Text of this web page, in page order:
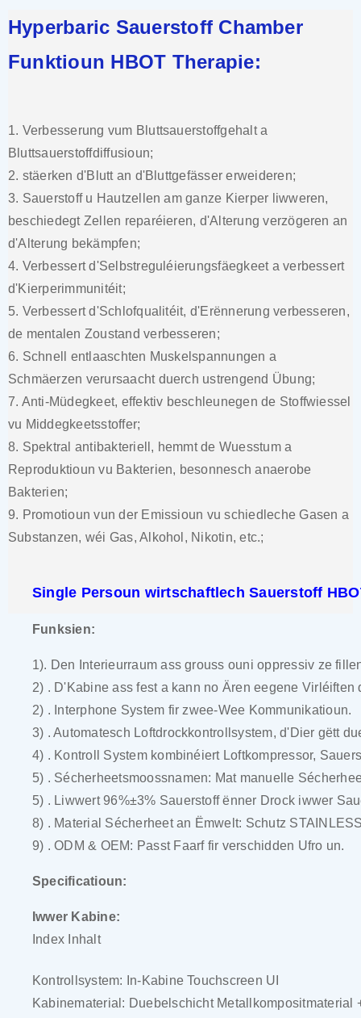
Hyperbaric Sauerstoff Chamber
Funktioun HBOT Therapie:
1. Verbesserung vum Bluttsauerstoffgehalt a
Bluttsauerstoffdiffusioun;
2. stäerken d'Blutt an d'Bluttgefässer erweideren;
3. Sauerstoff u Hautzellen am ganze Kierper liwweren,
beschiedegt Zellen reparéieren, d'Alterung verzögeren an
d'Alterung bekämpfen;
4. Verbessert d'Selbstreguléierungsfäegkeet a verbessert
d'Kierperimmunitéit;
5. Verbessert d'Schlofqualitéit, d'Erënnerung verbesseren,
de mentalen Zoustand verbesseren;
6. Schnell entlaaschten Muskelspannungen a
Schmäerzen verursaacht duerch ustrengend Übung;
7. Anti-Müdegkeet, effektiv beschleunegen de Stoffwiessel
vu Middegkeetsstoffer;
8. Spektral antibakteriell, hemmt de Wuesstum a
Reproduktioun vu Bakterien, besonnesch anaerobe
Bakterien;
9. Promotioun vun der Emissioun vu schiedleche Gasen a
Substanzen, wéi Gas, Alkohol, Nikotin, etc.;
Single Persoun wirtschaftlech Sauerstoff
Funksien:
1). Den Interieurraum ass grouss ouni oppressiv ze
2) . D'Kabine ass fest a kann no Ären eegene Virléiften
2) . Interphone System fir zwee-Wee Kommunikatioun.
3) . Automatesch Loftdrockkontrollsystem, d'Dier gëtt
4) . Kontroll System kombinéiert Loftkompressor,
5) . Sécherheetsmoossnamen: Mat manuelle
5) . Liwwert 96%±3% Sauerstoff ënner Drock iwwer
8) . Material Sécherheet an Ëmwelt: Schutz
9) . ODM & OEM: Passt Faarf fir verschidden Ufro un.
Specificatioun:
Iwwer Kabine:
Index Inhalt
Kontrollsystem: In-Kabine Touchscreen UI
Kabinematerial: Duebelschicht Metallkompositmaterial